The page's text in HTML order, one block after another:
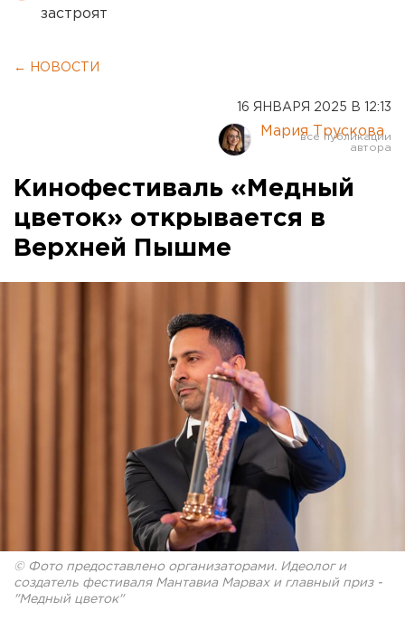
застроят
← НОВОСТИ
16 ЯНВАРЯ 2025 В 12:13
Мария Трускова
Кинофестиваль «Медный
цветок» открывается в
Верхней Пышме
© Фото предоставлено организаторами. Идеолог и
создатель фестиваля Мантавиа Марвах и главный приз -
"Медный цветок"